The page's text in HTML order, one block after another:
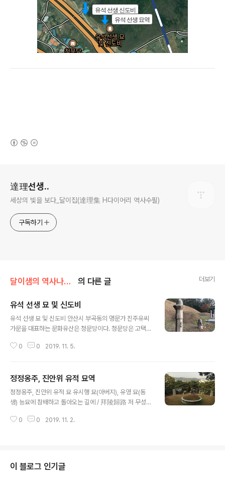
達理선생..
세상의 빛을 보다_달이집(達理集 H다이어리 역사수필)
구독하기
달이샘의 역사나들이(답사) 의 다른 글 더보기
유석 선생 묘 및 신도비
유석 선생 묘 및 신도비 안산시 부곡동의 명문가 진주유씨
가문을 대표하는 문화유산은 청문당이다. 청문당은 고택으
이 바로 강원감사 유석이다. 유석은 후사가 없어 양자로 유
0 0 2019. 11. 5.
정정옹주, 진안위 유적 묘역
정정옹주, 진안위 유적 묘 유시행 묘(아버지), 유영 묘(동
생) 능묘에 참배하고 돌아오는 길에 / 拜陵歸路 저 무성한
友于 도리어 내가 서글프도다 / 顧予悢然 현위가 오른쪽
(晉安尉) 유적(柳頔)과 정정옹주(貞正翁主)의 묘소에
치제한 글(晉安尉柳頔，貞正翁主墓致祭文) 이 시는 1
0 0 2019. 11. 2.
이 블로그 인기글